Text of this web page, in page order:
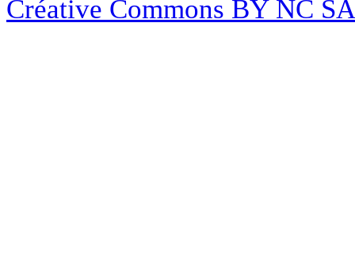
Créative Commons BY NC SA